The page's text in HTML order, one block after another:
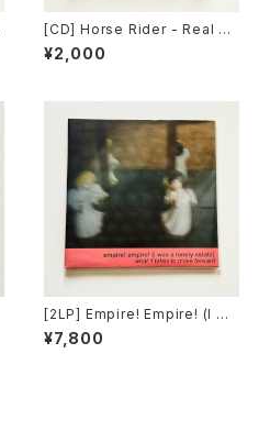
[CD] Horse Rider - Real M
elody / Far From Home Re
cords DISTRO
¥2,000
[2LP] Empire! Empire! (I Wa
s a Lonely Estate) - What I
t Takes to Move Forward /
¥7,800